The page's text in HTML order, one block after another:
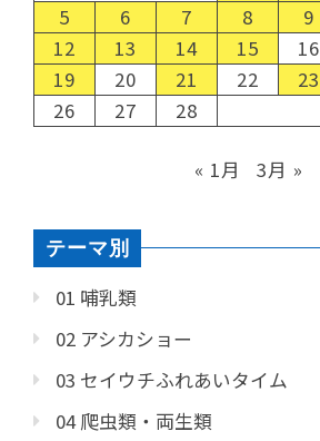
5
6 7 8 9
12
13 14 15 16
19
20 21 22 23
26
27 28
« 1月 3月 »
テーマ別
01 哺乳類
02 アシカショー
03 セイウチふれあいタイム
04 爬虫類・両生類